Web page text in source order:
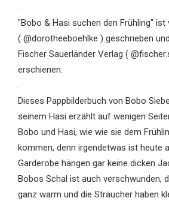
.
"Bobo & Hasi suchen den Frühling" ist
( @dorotheeboehlke ) geschrieben
Fischer Sauerländer Verlag (
erschienen.
.
Dieses Pappbilderbuch von Bobo
seinem Hasi erzählt auf wenigen
Bobo und Hasi, wie wie sie dem
kommen, denn irgendetwas ist heute
Garderobe hängen gar keine dicken
Bobos Schal ist auch verschwunden,
ganz warm und die Sträucher haben